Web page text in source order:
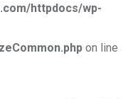
httpdocs/wp-
on line